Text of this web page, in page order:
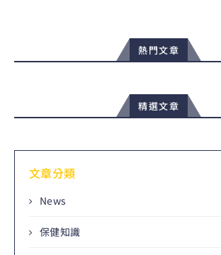
熱門文章
精選文章
文章分類
News
保健知識